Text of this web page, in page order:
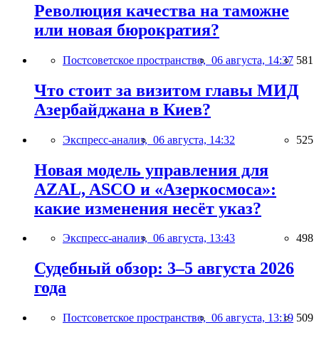
Революция качества на таможне
или новая бюрократия?
Постсоветское пространство, 06 августа, 14:37 581
Что стоит за визитом главы МИД
Азербайджана в Киев?
Экспресс-анализ, 06 августа, 14:32 525
Новая модель управления для
AZAL, ASCO и «Азеркосмоса»:
какие изменения несёт указ?
Экспресс-анализ, 06 августа, 13:43 498
Судебный обзор: 3–5 августа 2026
года
Постсоветское пространство, 06 августа, 13:19 509